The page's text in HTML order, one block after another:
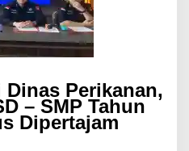
Perikanan,
– SMP Tahun
Dipertajam